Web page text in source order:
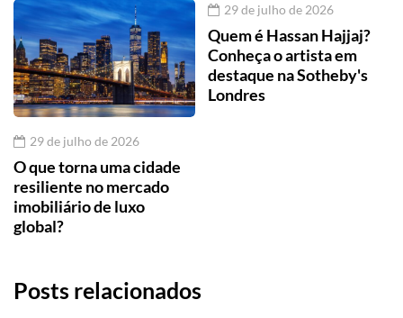
29 de julho de 2026
O que torna uma cidade
resiliente no mercado
imobiliário de luxo
global?
29 de julho de 2026
Quem é Hassan Hajjaj?
Conheça o artista em
destaque na Sotheby's
Londres
Posts relacionados